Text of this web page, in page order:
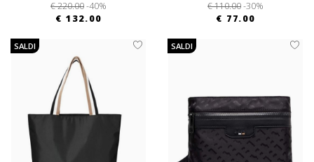
€ 220.00-40%
€ 132.00
€ 110.00-30%
€ 77.00
SALDI SALDI